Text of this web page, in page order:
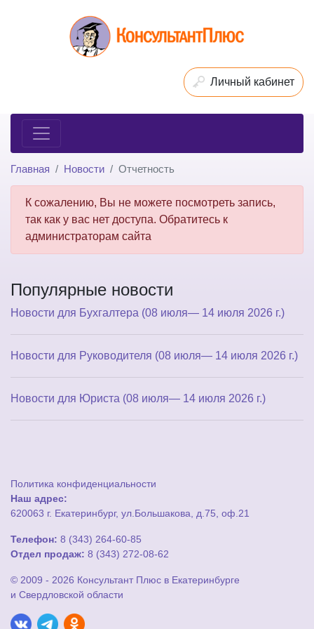
Личный кабинет
Главная Новости Отчетность
К сожалению, Вы не можете посмотреть запись,
так как у вас нет доступа. Обратитесь к
администраторам сайта
Популярные новости
Новости для Бухгалтера (08 июля— 14 июля 2026 г.)
Новости для Руководителя (08 июля— 14 июля 2026 г.)
Новости для Юриста (08 июля— 14 июля 2026 г.)
Политика конфиденциальности
Наш адрес:
620063 г. Екатеринбург, ул.Большакова, д.75, оф.21
Телефон: 8 (343) 264-60-85
Отдел продаж: 8 (343) 272-08-62
© 2009 - 2026 Консультант Плюс в Екатеринбурге
и Свердловской области